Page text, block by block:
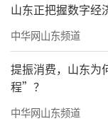
山东正把握数字经
中华网山东频道
提振消费，山东
程”？
中华网山东频道